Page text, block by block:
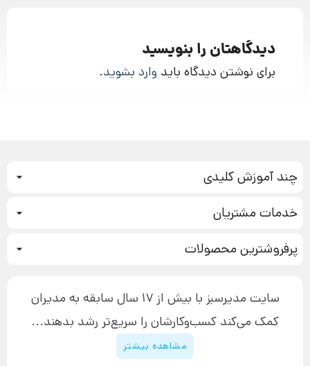
دیدگاهتان را بنویسید
برای نوشتن دیدگاه باید وارد بشوید.
چند آموزش کلیدی
بازاریابی عصبی
تبلیغ نویسی
افزایش عملکرد
چگونه کتاب بنویسیم
دوره اینستاگرام
خدمات مشتریان
آموزش دسترسی به دانلود فایل‌ها
پیگیری سفارش
پشتیبانی
قوانین و مقررات سایت
پرفروشترین محصولاتدوره جدید سیستم سازی
سایت مدیرسبز با بیش از 17 سال سابقه به مدیران
کمک می‌کند کسب‌و‌کارشان را سریع‌تر رشد بدهند...
مشاهده بیشتر